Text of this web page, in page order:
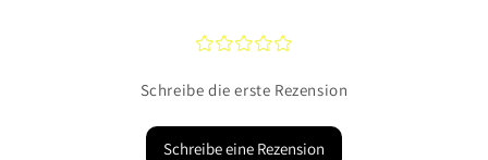
¤¤¤¤¤
Schreibe die erste Rezension
Schreibe eine Rezension